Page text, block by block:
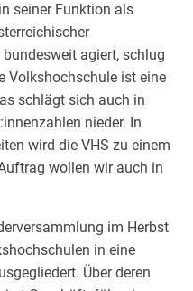
seiner Funktion als
agiert, schlug
Volkshochschule ist eine
schlägt sich auch in
nieder. In
wird die VHS zu einem
wollen wir auch in
im Herbst
in eine
Über deren